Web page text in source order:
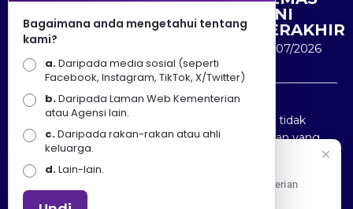
8891
7100
KINI
TERAKHIR
30/07/2026
Penafian : Kerajaan Malaysia dan Kementerian
Pelancongan Seni dan Budaya (MOTAC) adalah tidak
bertanggungjawab atas kehilangan atau kerugian yang
disebabkan oleh penggunaan mana-mana maklumat
yang diperolehi dari portal ini.
Bagaimana anda mengetahui tentang
kami?
a.Daripada media sosial (seperti
Facebook, Instagram, TikTok, X/Twitter)
b.Daripada Laman Web Kementerian
atau Agensi lain.
c.Daripada rakan-rakan atau ahli
keluarga.
d.Lain-lain.
Apa Khabar! Selamat datang ke Portal Rasmi Kementerian
Pelancongan, Seni dan Budaya